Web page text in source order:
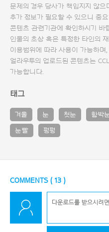
문제의 경우 당사가 책임지지 않으
추가 정보가 필요할 수 있으니 중
콘텐츠 관련기관에 확인하시기
인물의 초상 혹은 특정한 타인의
이용범위에 따라 사용이 가능하
얼라우투의 업로드된 콘텐츠는
가능합니다.
태그
겨울 눈 첫눈 함박
눈빨 펑펑
COMMENTS ( 13 )